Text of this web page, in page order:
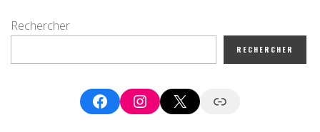
Rechercher
RECHERCHER
FacebookInstagram
X Google News